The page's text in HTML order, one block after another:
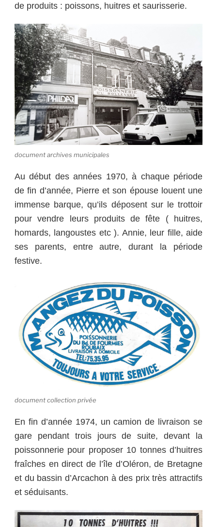
de produits : poissons, huitres et saurisserie.
document archives municipales
Au début des années 1970, à chaque période
de fin d’année, Pierre et son épouse louent une
immense barque, qu’ils déposent sur le trottoir
pour vendre leurs produits de fête ( huitres,
homards, langoustes etc ). Annie, leur fille, aide
ses parents, entre autre, durant la période
festive.
document collection privée
En fin d’année 1974, un camion de livraison se
gare pendant trois jours de suite, devant la
poissonnerie pour proposer 10 tonnes d’huitres
fraîches en direct de l’île d’Oléron, de Bretagne
et du bassin d’Arcachon à des prix très attractifs
et séduisants.